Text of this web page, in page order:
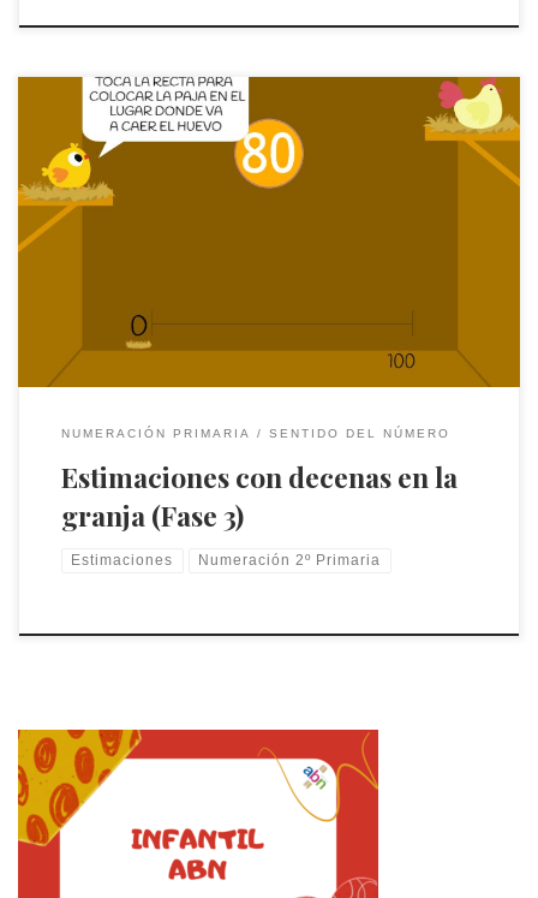
Fíjate en el número y toca la recta para colocar la paja en el
NUMERACIÓN PRIMARIA SENTIDO DEL NÚMERO
Estimaciones con decenas en la
granja (Fase 3)
Estimaciones Numeración 2º Primaria